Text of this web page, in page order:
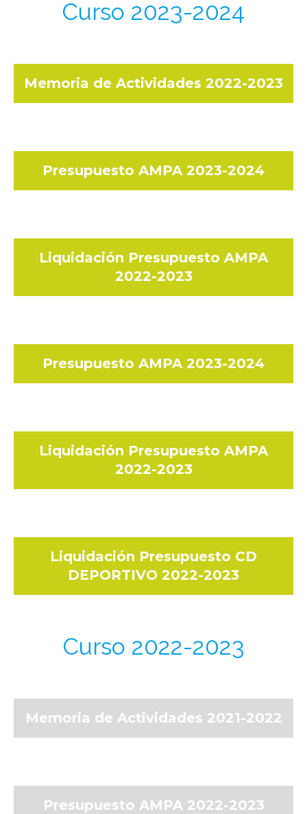
Curso 2023-2024
Memoria de Actividades 2022-2023
Presupuesto AMPA 2023-2024
Liquidación Presupuesto AMPA
2022-2023
Presupuesto AMPA 2023-2024
Liquidación Presupuesto AMPA
2022-2023
Liquidación Presupuesto CD
DEPORTIVO 2022-2023
Curso 2022-2023
Memoria de Actividades 2021-2022
Presupuesto AMPA 2022-2023